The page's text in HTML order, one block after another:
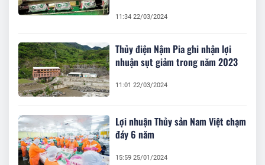
11:34 22/03/2024
Thủy điện Nậm Pia ghi nhận lợi
nhuận sụt giảm trong năm 2023
11:01 22/03/2024
Lợi nhuận Thủy sản Nam Việt chạm
đáy 6 năm
15:59 25/01/2024